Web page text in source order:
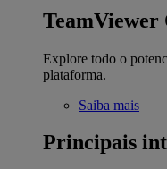
TeamViewer
Explore todo o
plataforma.
Saiba mais
Principais